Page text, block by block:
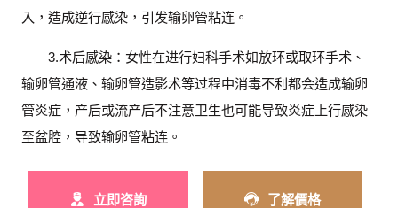
入，造成逆行感染，引发输卵管粘连。
3.术后感染：女性在进行妇科手术如放环或取环手术、
输卵管通液、输卵管造影术等过程中消毒不利都会造成输卵
管炎症，产后或流产后不注意卫生也可能导致炎症上行感染
至盆腔，导致输卵管粘连。
立即咨詢 了解價格